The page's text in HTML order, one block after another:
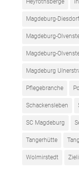
Magdeburg-Diesdorf
Magdeburg-
Magdeburg-
Magdeburg
Pflegebranche
Schackensleben
SC Magdeburg
Tangerhütte
Wolmirstedt